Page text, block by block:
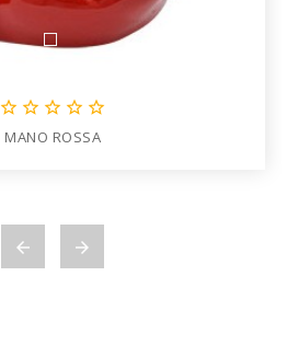
    
MANO ROSSA
 